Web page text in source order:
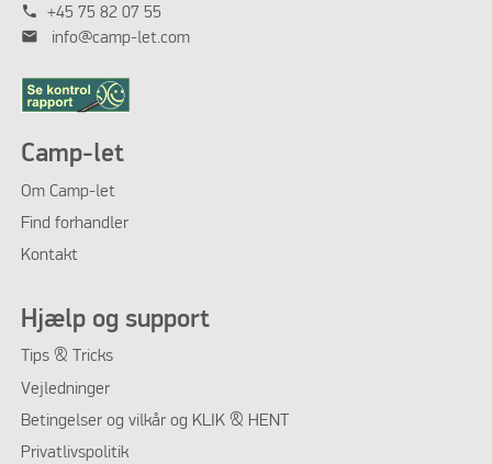
phone +45 75 82 07 55
mail info@camp-let.com
Camp-let
Om Camp-let
Find forhandler
Kontakt
Hjælp og support
Tips & Tricks
Vejledninger
Betingelser og vilkår og KLIK & HENT
Privatlivspolitik